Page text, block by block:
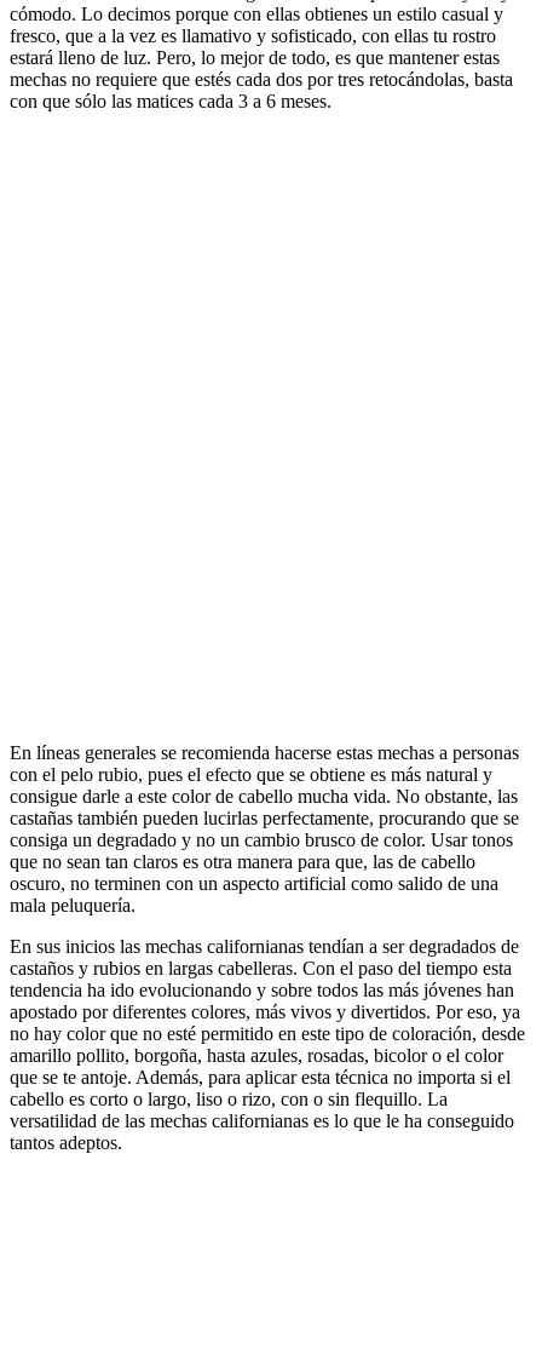
cómodo. Lo decimos porque con ellas obtienes un estilo casual y
fresco, que a la vez es llamativo y sofisticado, con ellas tu rostro
estará lleno de luz. Pero, lo mejor de todo, es que mantener estas
mechas no requiere que estés cada dos por tres retocándolas, basta
con que sólo las matices cada 3 a 6 meses.
En líneas generales se recomienda hacerse estas mechas a personas
con el pelo rubio, pues el efecto que se obtiene es más natural y
consigue darle a este color de cabello mucha vida. No obstante, las
castañas también pueden lucirlas perfectamente, procurando que se
consiga un degradado y no un cambio brusco de color. Usar tonos
que no sean tan claros es otra manera para que, las de cabello
oscuro, no terminen con un aspecto artificial como salido de una
mala peluquería.
En sus inicios las mechas californianas tendían a ser degradados de
castaños y rubios en largas cabelleras. Con el paso del tiempo esta
tendencia ha ido evolucionando y sobre todos las más jóvenes han
apostado por diferentes colores, más vivos y divertidos. Por eso, ya
no hay color que no esté permitido en este tipo de coloración, desde
amarillo pollito, borgoña, hasta azules, rosadas, bicolor o el color
que se te antoje. Además, para aplicar esta técnica no importa si el
cabello es corto o largo, liso o rizo, con o sin flequillo. La
versatilidad de las mechas californianas es lo que le ha conseguido
tantos adeptos.